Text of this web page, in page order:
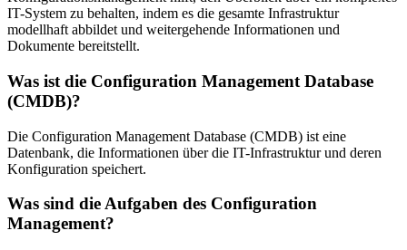
IT-System zu behalten, indem es die gesamte Infrastruktur
modellhaft abbildet und weitergehende Informationen und
Dokumente bereitstellt.
Was ist die Configuration Management Database
(CMDB)?
Die Configuration Management Database (CMDB) ist eine
Datenbank, die Informationen über die IT-Infrastruktur und deren
Konfiguration speichert.
Was sind die Aufgaben des Configuration
Management?